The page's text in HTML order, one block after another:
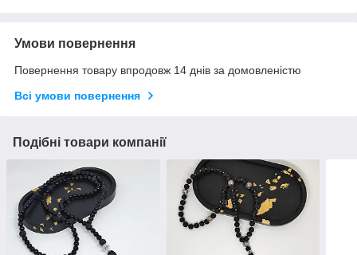
Умови повернення
Повернення товару впродовж 14 днів за домовленістю
Всі умови повернення
Подібні товари компанії